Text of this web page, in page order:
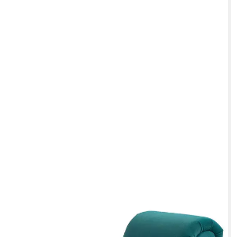
& bequem – elegante Sitzgelegenheit für